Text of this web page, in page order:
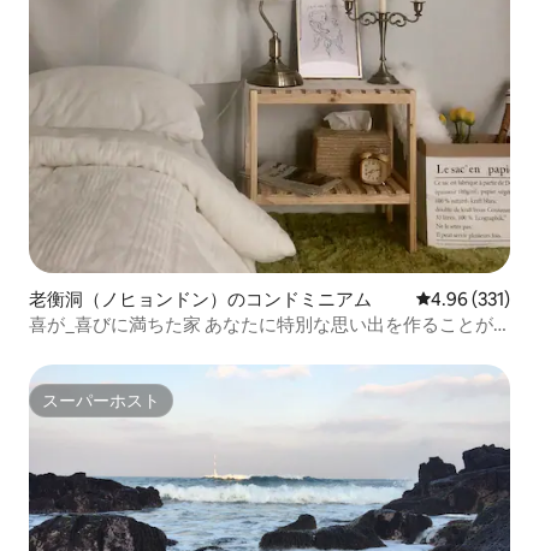
老衡洞（ノヒョンドン）のコンドミニアム レビュー331
4.96 (331)
喜が_喜びに満ちた家 あなたに特別な思い出を作ることが
スーパーホスト
スーパーホスト